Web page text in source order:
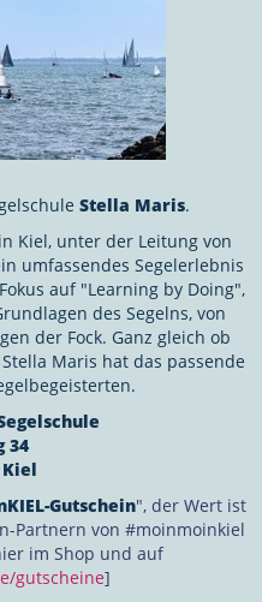
Stella Maris.
Kiel, unter der Leitung von
umfassendes Segelerlebnis
auf "Learning by Doing",
des Segelns, von
der Fock. Ganz gleich ob
Maris hat das passende
34
Kiel
Gutschein", der Wert ist
Partnern von #moinmoinkiel
im Shop und auf
gutscheine]